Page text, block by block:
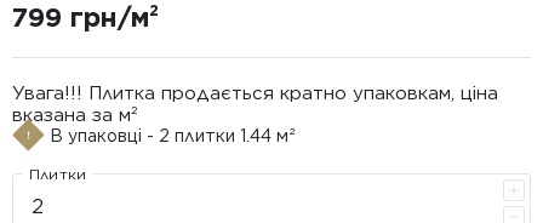
799 грн/м²
Увага!!! Плитка продається кратно упаковкам, ціна
вказана за м²
В упаковці - 2 плитки 1.44 м²
Плитки